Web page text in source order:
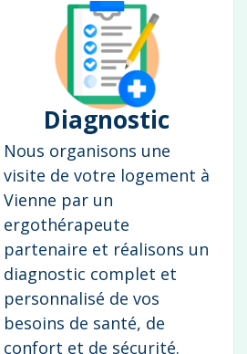
Diagnostic
Nous organisons une
visite de votre logement à
Vienne par un
ergothérapeute
partenaire et réalisons un
diagnostic complet et
personnalisé de vos
besoins de santé, de
confort et de sécurité.